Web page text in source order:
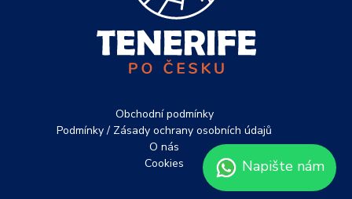
Obchodní podmínky
Podmínky / Zásady ochrany osobních údajů
O nás
Cookies
Napište nám